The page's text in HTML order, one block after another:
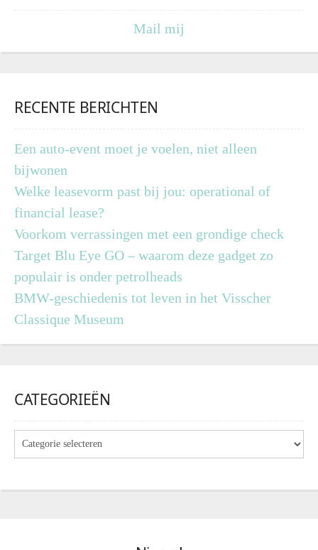
Mail mij
RECENTE BERICHTEN
Een auto-event moet je voelen, niet alleen
bijwonen
Welke leasevorm past bij jou: operational of
financial lease?
Voorkom verrassingen met een grondige check
Target Blu Eye GO – waarom deze gadget zo
populair is onder petrolheads
BMW-geschiedenis tot leven in het Visscher
Classique Museum
CATEGORIEËN